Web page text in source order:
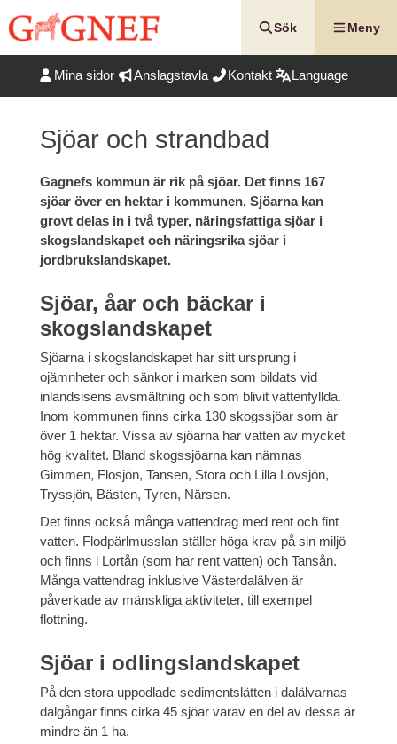
till
Sök Meny
Mina sidor Anslagstavla Kontakt Language
Sjöar och strandbad
Gagnefs kommun är rik på sjöar. Det finns 167
sjöar över en hektar i kommunen. Sjöarna kan
grovt delas in i två typer, näringsfattiga sjöar i
skogslandskapet och näringsrika sjöar i
jordbrukslandskapet.
Sjöar, åar och bäckar i
skogslandskapet
Sjöarna i skogslandskapet har sitt ursprung i
ojämnheter och sänkor i marken som bildats vid
inlandsisens avsmältning och som blivit vattenfyllda.
Inom kommunen finns cirka 130 skogssjöar som är
över 1 hektar. Vissa av sjöarna har vatten av mycket
hög kvalitet. Bland skogssjöarna kan nämnas
Gimmen, Flosjön, Tansen, Stora och Lilla Lövsjön,
Tryssjön, Bästen, Tyren, Närsen.
Det finns också många vattendrag med rent och fint
vatten. Flodpärlmusslan ställer höga krav på sin miljö
och finns i Lortån (som har rent vatten) och Tansån.
Många vattendrag inklusive Västerdalälven är
påverkade av mänskliga aktiviteter, till exempel
flottning.
Sjöar i odlingslandskapet
På den stora uppodlade sedimentslätten i dalälvarnas
dalgångar finns cirka 45 sjöar varav en del av dessa är
mindre än 1 ha.